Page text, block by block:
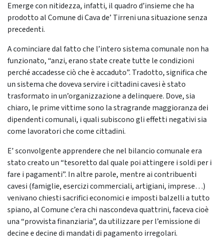
Emerge con nitidezza, infatti, il quadro d’insieme che ha
prodotto al Comune di Cava de’ Tirreni una situazione senza
precedenti.
A cominciare dal fatto che l’intero sistema comunale non ha
funzionato, “anzi, erano state create tutte le condizioni
perché accadesse ciò che è accaduto”. Tradotto, significa che
un sistema che doveva servire i cittadini cavesi è stato
trasformato in un’organizzazione a delinquere. Dove, sia
chiaro, le prime vittime sono la stragrande maggioranza dei
dipendenti comunali, i quali subiscono gli effetti negativi sia
come lavoratori che come cittadini.
E’ sconvolgente apprendere che nel bilancio comunale era
stato creato un “tesoretto dal quale poi attingere i soldi per i
fare i pagamenti”. In altre parole, mentre ai contribuenti
cavesi (famiglie, esercizi commerciali, artigiani, imprese…)
venivano chiesti sacrifici economici e imposti balzelli a tutto
spiano, al Comune c’era chi nascondeva quattrini, faceva cioè
una “provvista finanziaria”, da utilizzare per l’emissione di
decine e decine di mandati di pagamento irregolari.